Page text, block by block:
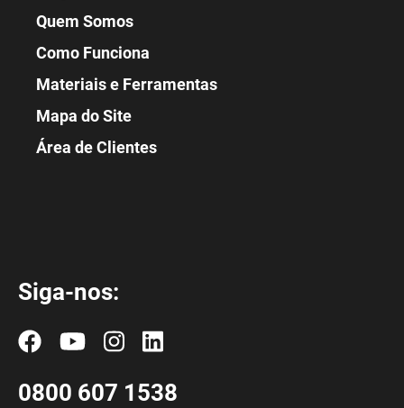
Quem Somos
Como Funciona
Materiais e Ferramentas
Mapa do Site
Área de Clientes
Siga-nos:
0800 607 1538